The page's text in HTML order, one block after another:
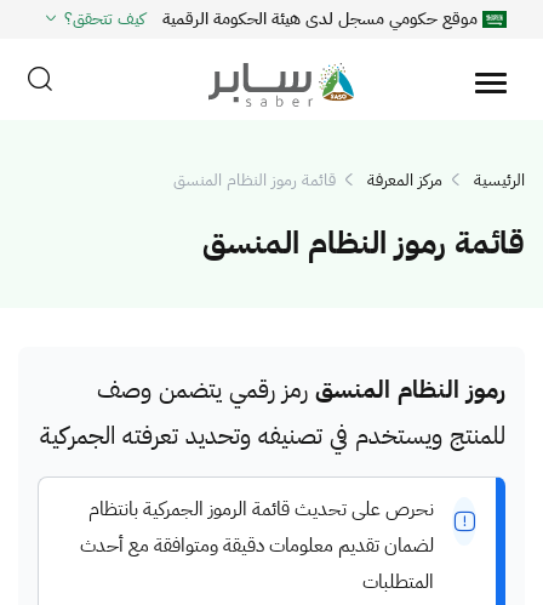
موقع حكومي مسجل لدى هيئة الحكومة الرقمية كيف تتحقق؟
الرئيسية مركز المعرفة قائمة رموز النظام المنسق
قائمة رموز النظام المنسق
رموز النظام المنسق رمز رقمي يتضمن وصف
للمنتج ويستخدم في تصنيفه وتحديد تعرفته الجمركية
نحرص على تحديث قائمة الرموز الجمركية بانتظام
لضمان تقديم معلومات دقيقة ومتوافقة مع أحدث
المتطلبات